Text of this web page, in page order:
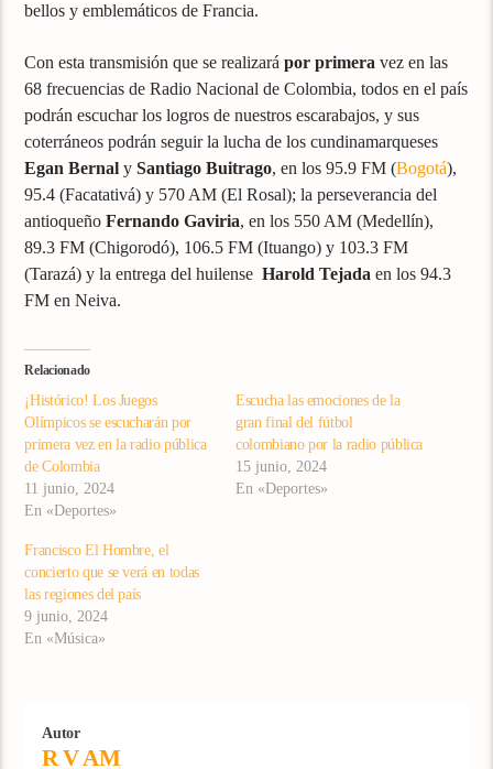
bellos y emblemáticos de Francia.
Con esta transmisión que se realizarápor primera vez en las
68 frecuencias de Radio Nacional de Colombia, todos en el país
podrán escuchar los logros de nuestros escarabajos, y sus
coterráneos podrán seguir la lucha de los cundinamarqueses
Egan Bernal ySantiago Buitrago, en los 95.9 FM (Bogotá),
95.4 (Facatativá) y 570 AM (El Rosal); la perseverancia del
antioqueño Fernando Gaviria, en los 550 AM (Medellín),
89.3 FM (Chigorodó), 106.5 FM (Ituango) y 103.3 FM
(Tarazá) y la entrega del huilenseHarold Tejadaen los 94.3
FM en Neiva.
Relacionado
¡Histórico! Los Juegos
Olímpicos se escucharán por
primera vez en la radio pública
de Colombia
11 junio, 2024
En «Deportes»
Escucha las emociones de la
gran final del fútbol
colombiano por la radio pública
15 junio, 2024
En «Deportes»
Francisco El Hombre, el
concierto que se verá en todas
las regiones del país
9 junio, 2024
En «Música»
Autor
R V AM